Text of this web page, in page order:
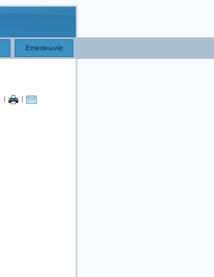
Επικοινωνία
| |